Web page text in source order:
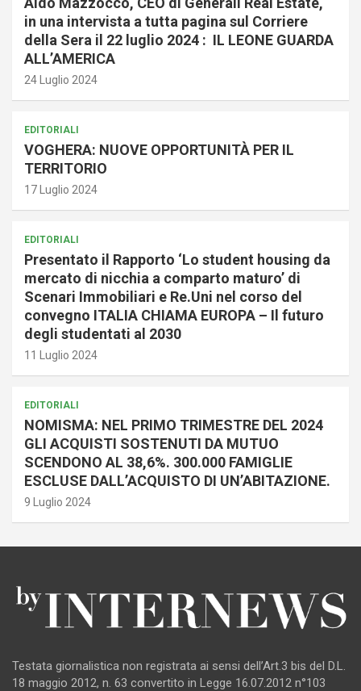
in una intervista a tutta pagina sul Corriere
della Sera il 22 luglio 2024 : IL LEONE GUARDA
ALL’AMERICA
24 Luglio 2024
EDITORIALI
VOGHERA: NUOVE OPPORTUNITÀ PER IL
TERRITORIO
17 Luglio 2024
EDITORIALI
Presentato il Rapporto ‘Lo student housing da
mercato di nicchia a comparto maturo’ di
Scenari Immobiliari e Re.Uni nel corso del
convegno ITALIA CHIAMA EUROPA – Il futuro
degli studentati al 2030
11 Luglio 2024
EDITORIALI
NOMISMA: NEL PRIMO TRIMESTRE DEL 2024
GLI ACQUISTI SOSTENUTI DA MUTUO
SCENDONO AL 38,6%. 300.000 FAMIGLIE
ESCLUSE DALL’ACQUISTO DI UN’ABITAZIONE.
9 Luglio 2024
Testata giornalistica non registrata ai sensi dell’Art.3 bis del D.L.
18 maggio 2012, n. 63 convertito in Legge 16.07.2012 n°103